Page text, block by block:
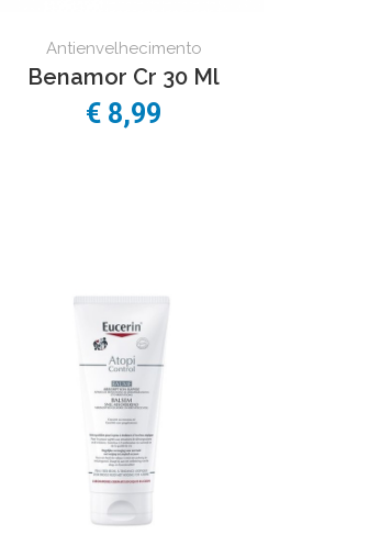
Antienvelhecimento
Benamor Cr 30 Ml
€ 8,99